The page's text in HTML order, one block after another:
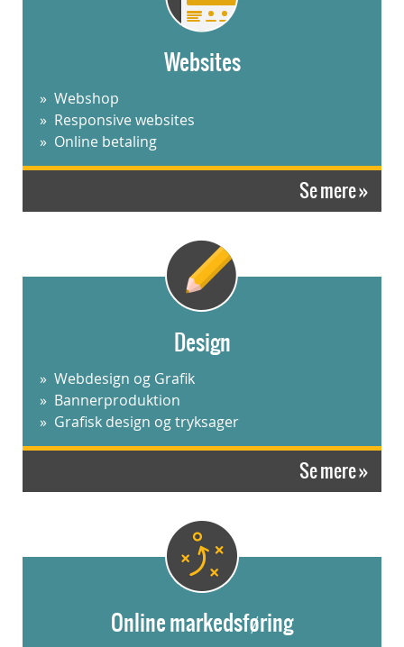
Websites
Webshop
Responsive websites
Online betaling
Se mere »
Design
Webdesign og Grafik
Bannerproduktion
Grafisk design og tryksager
Se mere »
Online markedsføring